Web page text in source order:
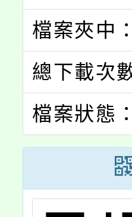
檔案夾中
總下載次
檔案狀態